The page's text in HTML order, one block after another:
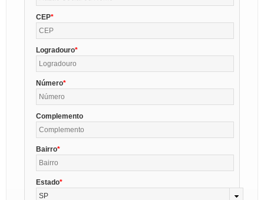
CEP
Logradouro
Número
Complemento
Bairro
Estado
SP